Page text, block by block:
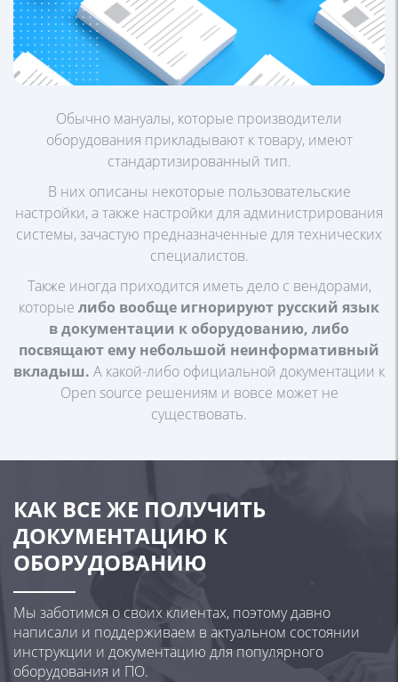
Обычно мануалы, которые производители
оборудования прикладывают к товару, имеют
стандартизированный тип.
В них описаны некоторые пользовательские
настройки, а также настройки для администрирования
системы, зачастую предназначенные для технических
специалистов.
Также иногда приходится иметь дело с вендорами,
которые либо вообще игнорируют русский язык
в документации к оборудованию, либо
посвящают ему небольшой неинформативный
вкладыш. А какой-либо официальной документации к
Open source решениям и вовсе может не
существовать.
КАК ВСЕ ЖЕ ПОЛУЧИТЬ
ДОКУМЕНТАЦИЮ К
ОБОРУДОВАНИЮ
Мы заботимся о своих клиентах, поэтому давно
написали и поддерживаем в актуальном состоянии
инструкции и документацию для популярного
оборудования и ПО.